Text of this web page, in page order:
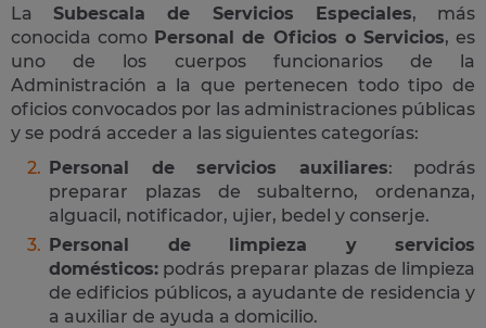
LaSubescala de Servicios Especiales, más
conocida como Personal de Oficios o Servicios, es
uno de los cuerpos funcionarios de la
Administración a la que pertenecen todo tipo de
oficios convocados por las administraciones públicas
y se podrá acceder a las siguientes categorías:
Personal de servicios auxiliares: podrás
preparar plazas de subalterno, ordenanza,
alguacil, notificador, ujier, bedel y conserje.
Personal de limpieza y servicios
domésticos: podrás preparar plazas de limpieza
de edificios públicos, a ayudante de residencia y
a auxiliar de ayuda a domicilio.